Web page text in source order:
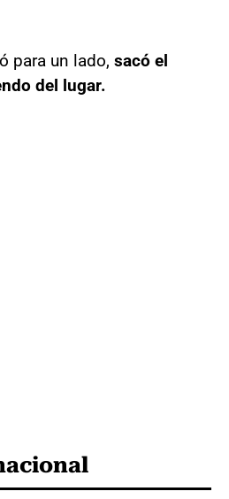
para un lado, sacó el
del lugar.